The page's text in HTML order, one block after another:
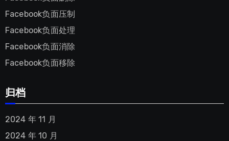
Facebook负面压制
Facebook负面处理
Facebook负面消除
Facebook负面移除
归档
2024 年 11 月
2024 年 10 月